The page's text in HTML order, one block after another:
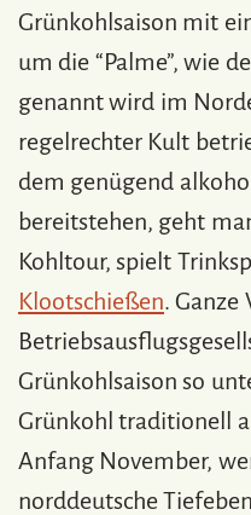
Grünkohlsaison mit
um die “Palme”, wie
genannt wird im
regelrechter Kult
dem genügend
bereitstehen, geht
Kohltour, spielt
Klootschießen. Ganze
Grünkohlsaison so
Grünkohl traditionell
Anfang November,
norddeutsche